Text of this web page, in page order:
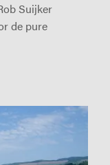
Suijker
de pure